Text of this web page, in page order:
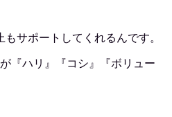
サポートしてくれるんです。
『ハリ』『コシ』『ボリュー